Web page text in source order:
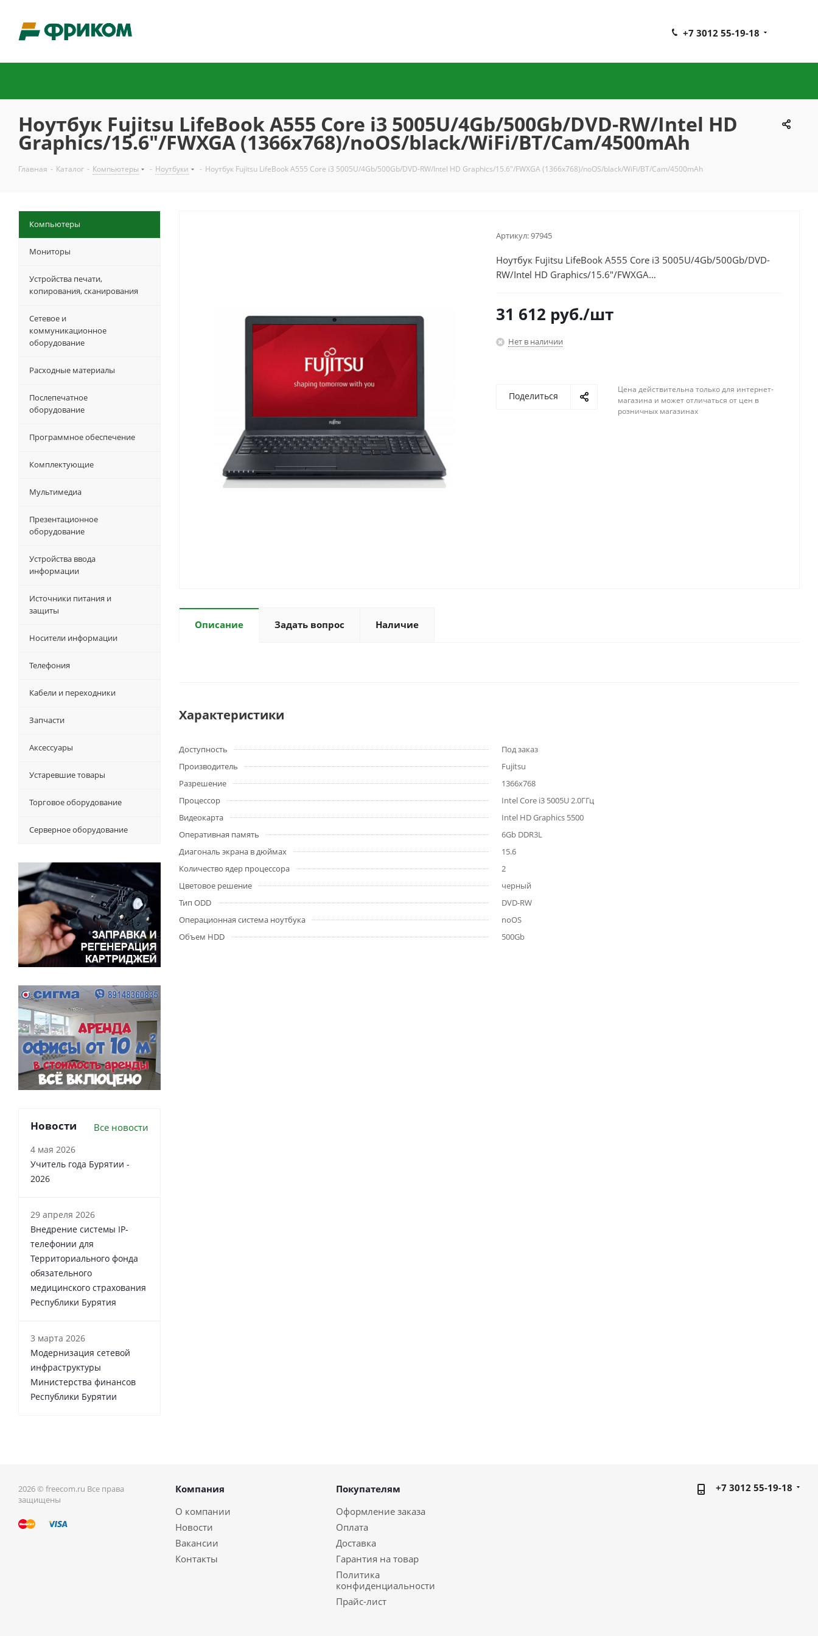
+7 3012 55-19-18
Ноутбук Fujitsu LifeBook A555 Core i3 5005U/4Gb/500Gb/DVD-RW/Intel HD
Graphics/15.6"/FWXGA (1366x768)/noOS/black/WiFi/BT/Cam/4500mAh
Главная - Каталог - Компьютеры - Ноутбуки - Ноутбук Fujitsu LifeBook A555 Core i3 5005U/4Gb/500Gb/DVD-RW/Intel HD Graphics/15.6"/FWXGA (1366x768)/noOS/black/WiFi/BT/Cam/4500mAh
Артикул:97945
Ноутбук Fujitsu LifeBook A555 Core i3 5005U/4Gb/500Gb/DVD-
RW/Intel HD Graphics/15.6"/FWXGA
31 612 руб./шт
Нет в наличии
Поделиться
Цена действительна только для интернет-
магазина и может отличаться от цен в
розничных магазинах
Описание Задать вопрос Наличие
Характеристики
Доступность
Под заказ
Производитель
Fujitsu
Разрешение
1366x768
Процессор
Intel Core i3 5005U 2.0ГГц
Видеокарта
Intel HD Graphics 5500
Оперативная память
6Gb DDR3L
Диагональ экрана в дюймах
15.6
Количество ядер процессора
2
Цветовое решение
черный
Тип ODD
DVD-RW
Операционная система ноутбука
noOS
Объем HDD
500Gb
Компьютеры
Мониторы
Устройства печати,
копирования, сканирования
Сетевое и
коммуникационное
оборудование
Расходные материалы
Послепечатное
оборудование
Программное обеспечение
Комплектующие
Мультимедиа
Презентационное
оборудование
Устройства ввода
информации
Источники питания и
защиты
Носители информации
Телефония
Кабели и переходники
Запчасти
Аксессуары
Устаревшие товары
Торговое оборудование
Серверное оборудование
Новости Все новости
4 мая 2026
Учитель года Бурятии -
2026
29 апреля 2026
Внедрение системы IP-
телефонии для
Территориального фонда
обязательного
медицинского страхования
Республики Бурятия
3 марта 2026
Модернизация сетевой
инфраструктуры
Министерства финансов
Республики Бурятии
2026 © freecom.ru Все права
защищены
Компания
О компании
Новости
Вакансии
Контакты
Покупателям
Оформление заказа
Оплата
Доставка
Гарантия на товар
Политика
конфиденциальности
Прайс-лист
+7 3012 55-19-18